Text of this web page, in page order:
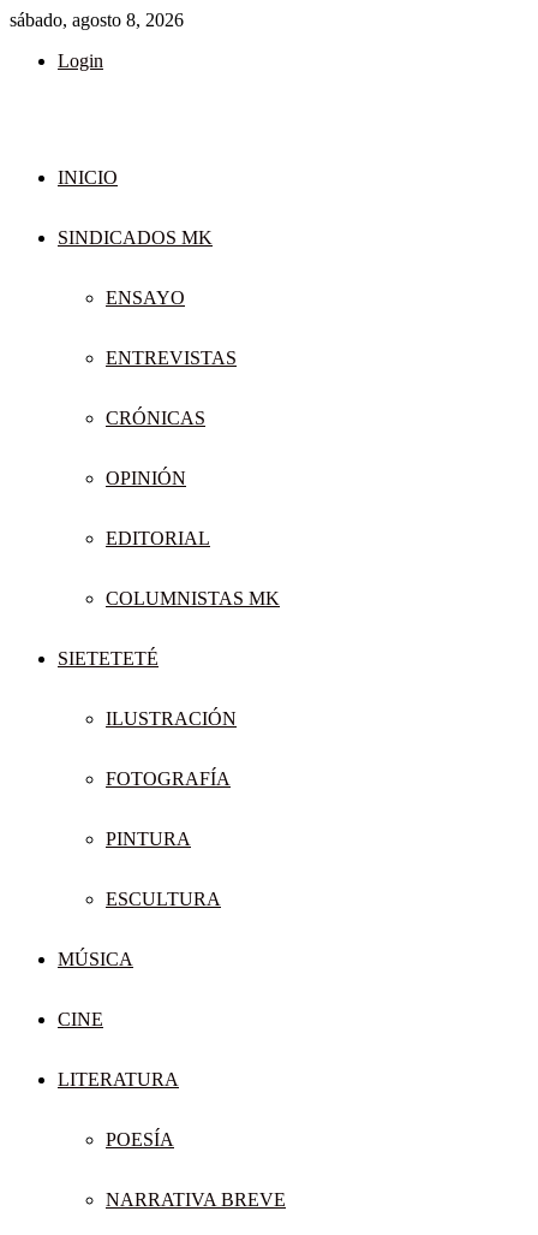
sábado, agosto 8, 2026
Login
INICIO
SINDICADOS MK
ENSAYO
ENTREVISTAS
CRÓNICAS
OPINIÓN
EDITORIAL
COLUMNISTAS MK
SIETETETÉ
ILUSTRACIÓN
FOTOGRAFÍA
PINTURA
ESCULTURA
MÚSICA
CINE
LITERATURA
POESÍA
NARRATIVA BREVE